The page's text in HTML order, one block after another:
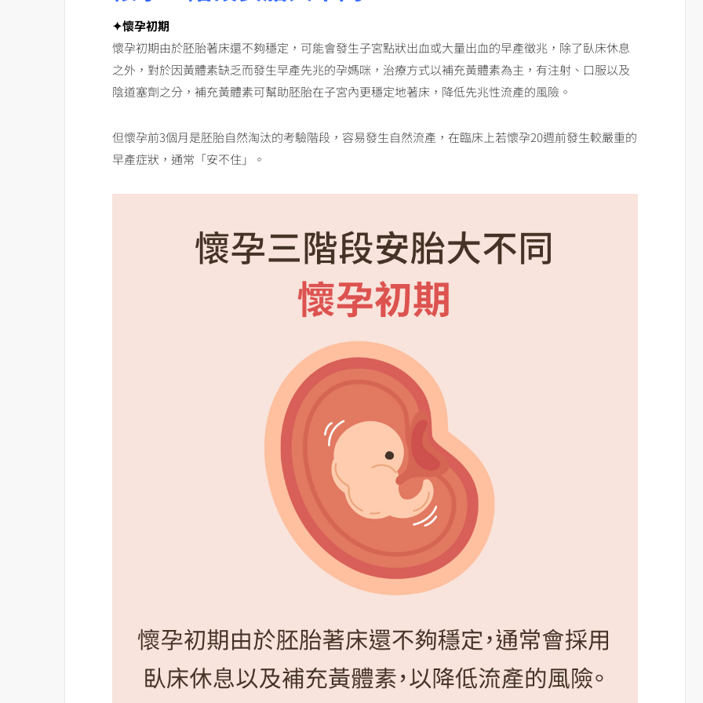
✦懷孕初期
懷孕初期由於胚胎著床還不夠穩定，可能會發生子宮點狀出血或大量出血的早產徵兆，除了臥床休息
之外，對於因黃體素缺乏而發生早產先兆的孕媽咪，治療方式以補充黃體素為主，有注射、口服以及
陰道塞劑之分，補充黃體素可幫助胚胎在子宮內更穩定地著床，降低先兆性流產的風險。
但懷孕前3個月是胚胎自然淘汰的考驗階段，容易發生自然流產，在臨床上若懷孕20週前發生較嚴重的
早產症狀，通常「安不住」。